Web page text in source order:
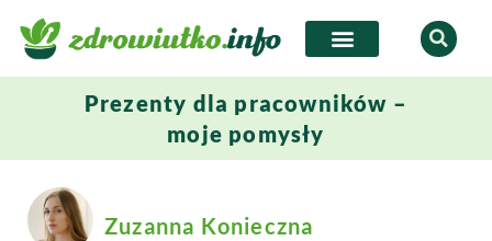
Prezenty dla pracowników –
moje pomysły
Zuzanna Konieczna